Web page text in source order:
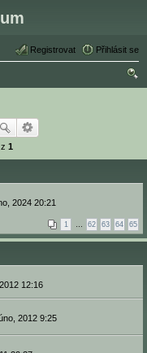
Přihlásit se
Registrovat
z 1
2024 20:21
1 … 62 63 64 65
12:16
2012 9:25